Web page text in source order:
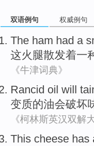
双语例句 权威例句
The ham had a
这火腿散发着一
《牛津词典》
Rancid oil will
变质的油会破坏
《柯林斯英汉双解
This cheese has